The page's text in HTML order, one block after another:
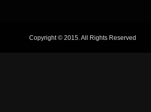
Copyright © 2015. All Rights Reserved